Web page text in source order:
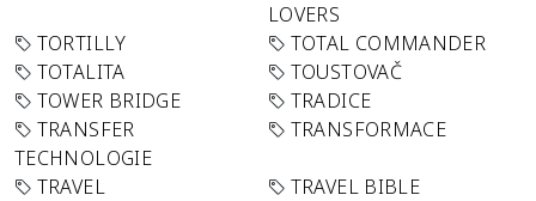
LOVERS
TORTILLY
TOTAL COMMANDER
TOTALITA
TOUSTOVAČ
TOWER BRIDGE
TRADICE
TRANSFER
TECHNOLOGIE
TRANSFORMACE
TRAVEL
TRAVEL BIBLE